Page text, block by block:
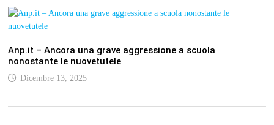
Anp.it – Ancora una grave aggressione a scuola
nonostante le nuovetutele
Dicembre 13, 2025